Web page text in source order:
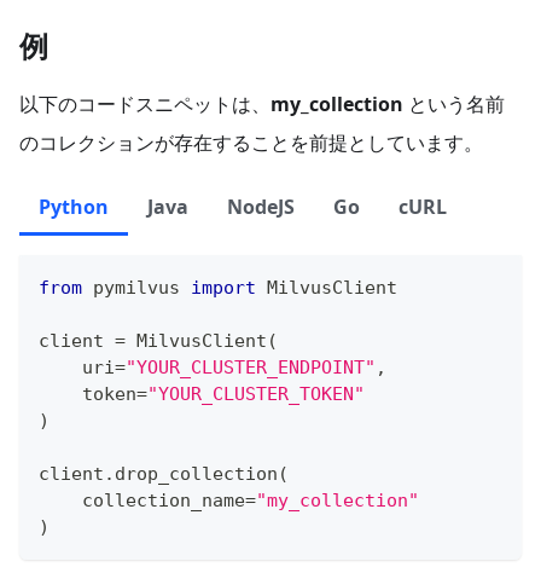
例
以下のコードスニペットは、 my_collection という名前
のコレクションが存在することを前提としています。
Python Java NodeJS Go cURL
from pymilvus import MilvusClient
client = MilvusClient (
    uri
="YOUR_CLUSTER_ENDPOINT" ,
    token
="YOUR_CLUSTER_TOKEN"
)
client . drop_collection (
    collection_name
="my_collection"
)